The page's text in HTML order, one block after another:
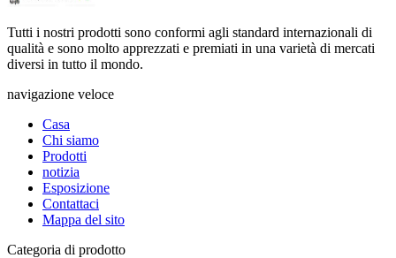
Tutti i nostri prodotti sono conformi agli standard internazionali di
qualità e sono molto apprezzati e premiati in una varietà di mercati
diversi in tutto il mondo.
navigazione veloce
Casa
Chi siamo
Prodotti
notizia
Esposizione
Contattaci
Mappa del sito
Categoria di prodotto